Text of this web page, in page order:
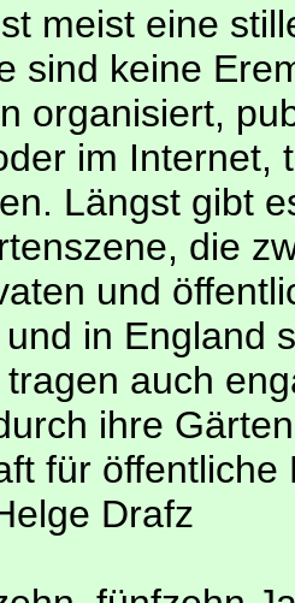
meist eine
sind keine
organisiert,
im Internet,
Längst gibt
die
und
in England
auch
ihre
für
Drafz